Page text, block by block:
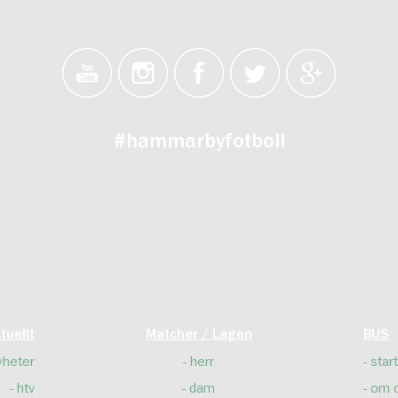
#hammarbyfotboll
htv
Matcher / Lagen
herr
dam
BUS
start
om